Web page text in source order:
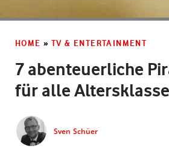
HOME » TV & ENTERTAINMENT
7 abenteuerliche
für alle
Sven Schüer